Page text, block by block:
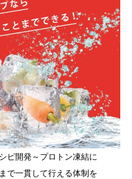
ピ開発～プロトン凍結に
で一貫して行える体制を